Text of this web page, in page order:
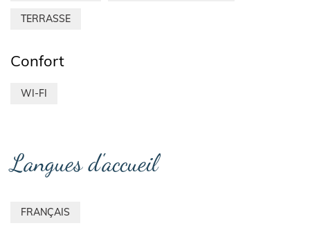
TERRASSE
Confort
WI-FI
Langues d'accueil
FRANÇAIS